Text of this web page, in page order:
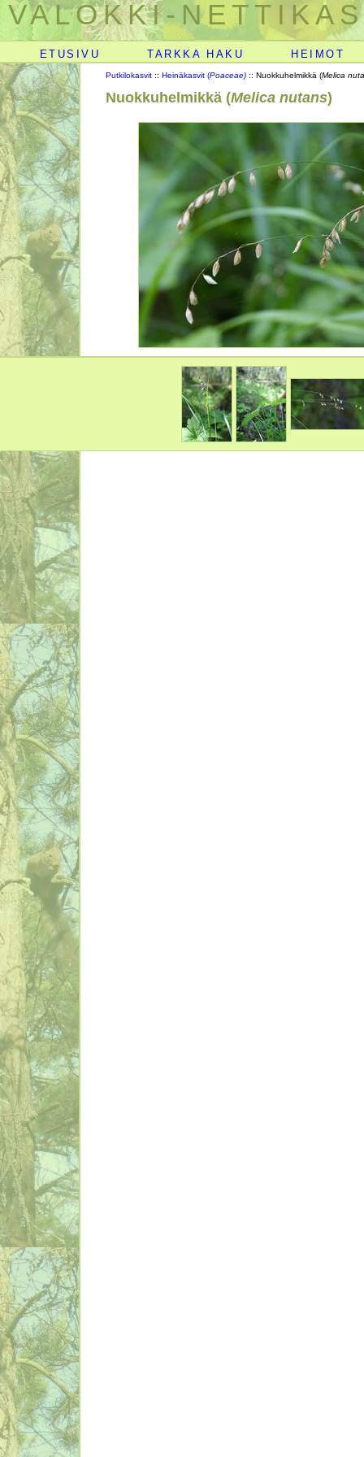
VALOKKI-
ETUSIVU TARKKA HAKU HEIMOT
Putkilokasvit :: Heinäkasvit (Poaceae) :: Nuokkuhelmikkä (Melica
Nuokkuhelmikkä (Melica nutans)